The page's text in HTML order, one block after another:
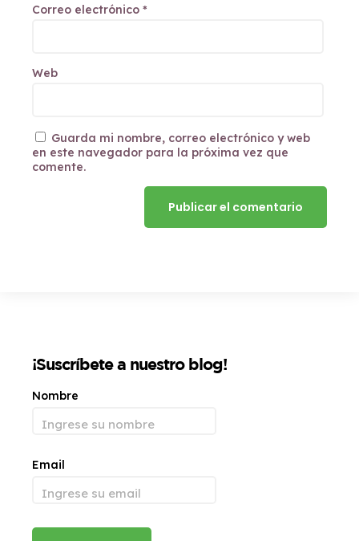
Correo electrónico *
Web
Guarda mi nombre, correo electrónico y web
en este navegador para la próxima vez que
comente.
¡Suscríbete a nuestro blog!
Nombre
Email